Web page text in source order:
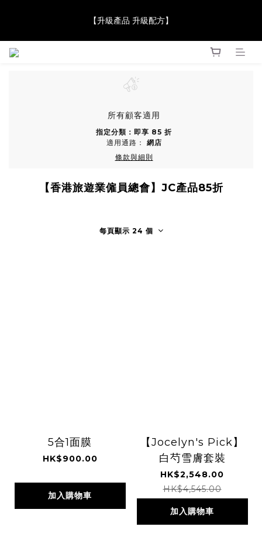
Award 勇奪金獎】
【升級產品 升級配方】
【JaneClare 康膚薈在iida Award Milan 2024 Professional
所有顧客適用
指定分類：即享 85 折
適用通路： 網店
條款與細則
【香港旅遊業僱員總會】JC產品85折
每頁顯示 24 個
5合1面膜
HK$900.00
加入購物車
【Jocelyn's Pick】
白芍雪膚套裝
HK$2,548.00
HK$4,545.00
加入購物車